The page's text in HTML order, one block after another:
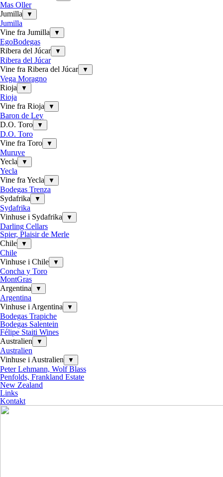
Mas Oller
Jumilla
▼
Jumilla
Vine fra Jumilla
▼
EgoBodegas
Ribera del Júcar
▼
Ribera del Júcar
Vine fra Ribera del Júcar
▼
Vega Moragno
Rioja
▼
Rioja
Vine fra Rioja
▼
Baron de Ley
D.O. Toro
▼
D.O. Toro
Vine fra Toro
▼
Muruve
Yecla
▼
Yecla
Vine fra Yecla
▼
Bodegas Trenza
Sydafrika
▼
Sydafrika
Vinhuse i Sydafrika
▼
Darling Cellars
Spier, Plaisir de Merle
Chile
▼
Chile
Vinhuse i Chile
▼
Concha y Toro
MontGras
Argentina
▼
Argentina
Vinhuse i Argentina
▼
Bodegas Trapiche
Bodegas Salentein
Félipe Staiti Wines
Australien
▼
Australien
Vinhuse i Australien
▼
Peter Lehmann, Wolf Blass
Penfolds, Frankland Estate
New Zealand
Links
Kontakt